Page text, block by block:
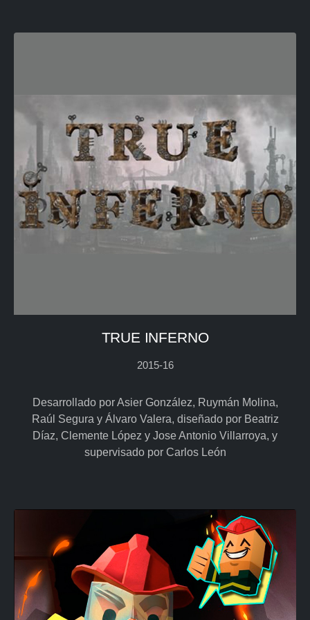
TRUE INFERNO
2015-16
Desarrollado por Asier González, Ruymán Molina,
Raúl Segura y Álvaro Valera, diseñado por Beatriz
Díaz, Clemente López y Jose Antonio Villarroya, y
supervisado por Carlos León